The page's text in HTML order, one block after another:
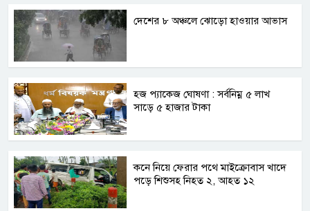
দেশের ৮ অঞ্চলে ঝোড়ো হাওয়ার আভাস
হজ প্যাকেজ ঘোষণা : সর্বনিম্ন ৫ লাখ
সাড়ে ৫ হাজার টাকা
কনে নিয়ে ফেরার পথে মাইক্রোবাস খাদে
পড়ে শিশুসহ নিহত ২, আহত ১২